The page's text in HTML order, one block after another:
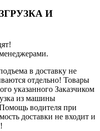
И
в доставку не
отдельно! Товары
указанного Заказчиком
из машины
водителя при
доставки не входит и